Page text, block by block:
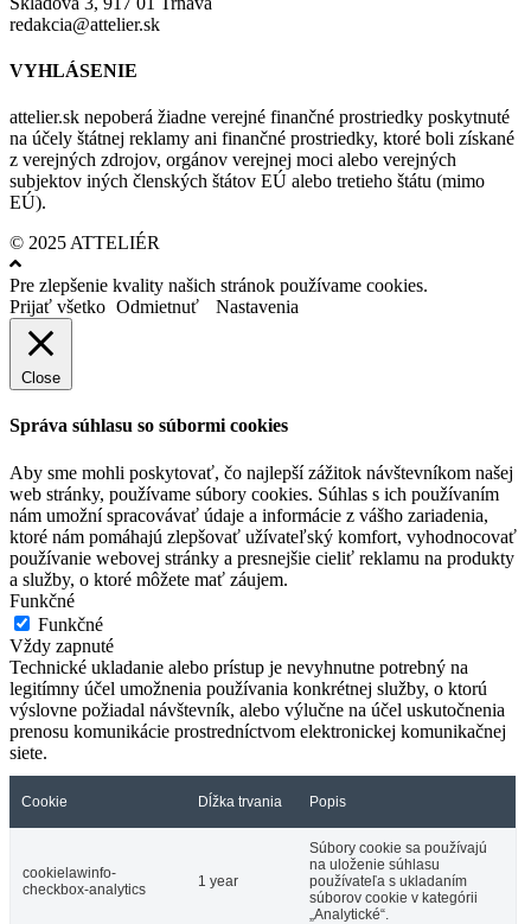
redakcia@attelier.sk
VYHLÁSENIE
attelier.sk nepoberá žiadne verejné finančné prostriedky poskytnuté
na účely štátnej reklamy ani finančné prostriedky, ktoré boli získané
z verejných zdrojov, orgánov verejnej moci alebo verejných
subjektov iných členských štátov EÚ alebo tretieho štátu (mimo
EÚ).
© 2025 ATTELIÉR
Pre zlepšenie kvality našich stránok používame cookies.
Prijať všetko Odmietnuť Nastavenia
Close
Správa súhlasu so súbormi cookies
Aby sme mohli poskytovať, čo najlepší zážitok návštevníkom našej
web stránky, používame súbory cookies. Súhlas s ich používaním
nám umožní spracovávať údaje a informácie z vášho zariadenia,
ktoré nám pomáhajú zlepšovať užívateľský komfort, vyhodnocovať
používanie webovej stránky a presnejšie cieliť reklamu na produkty
a služby, o ktoré môžete mať záujem.
Funkčné
Funkčné
Vždy zapnuté
Technické ukladanie alebo prístup je nevyhnutne potrebný na
legitímny účel umožnenia používania konkrétnej služby, o ktorú
výslovne požiadal návštevník, alebo výlučne na účel uskutočnenia
prenosu komunikácie prostredníctvom elektronickej komunikačnej
siete.
Cookie Dĺžka trvania Popis
cookielawinfo-
checkbox-analytics
1 year
Súbory cookie sa používajú
na uloženie súhlasu
používateľa s ukladaním
súborov cookie v kategórii
„Analytické“.